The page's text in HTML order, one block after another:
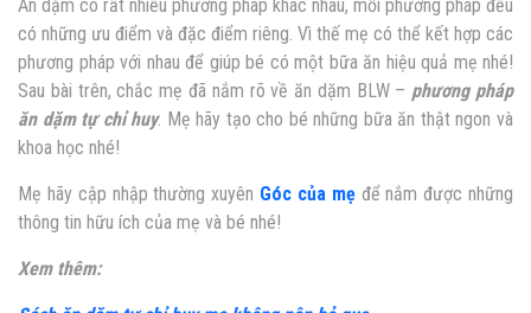
Ăn dặm có rất nhiều phương pháp khác nhau, mỗi phương pháp đều
có những ưu điểm và đặc điểm riêng. Vì thế mẹ có thể kết hợp các
phương pháp với nhau để giúp bé có một bữa ăn hiệu quả mẹ nhé!
Sau bài trên, chắc mẹ đã nắm rõ về ăn dặm BLW – phương pháp
ăn dặm tự chỉ huy. Mẹ hãy tạo cho bé những bữa ăn thật ngon và
khoa học nhé!
Mẹ hãy cập nhập thường xuyên Góc của mẹđể nắm được những
thông tin hữu ích của mẹ và bé nhé!
Xem thêm: